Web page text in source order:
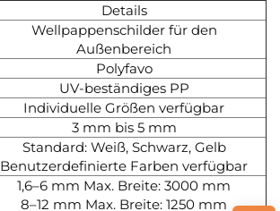
Details
Wellpappenschilder für den
Außenbereich
Polyfavo
UV-beständiges PP
Individuelle Größen verfügbar
3 mm bis 5 mm
Standard: Weiß, Schwarz, Gelb
Benutzerdefinierte Farben verfügbar
1,6–6 mm Max. Breite: 3000 mm
8–12 mm Max. Breite: 1250 mm